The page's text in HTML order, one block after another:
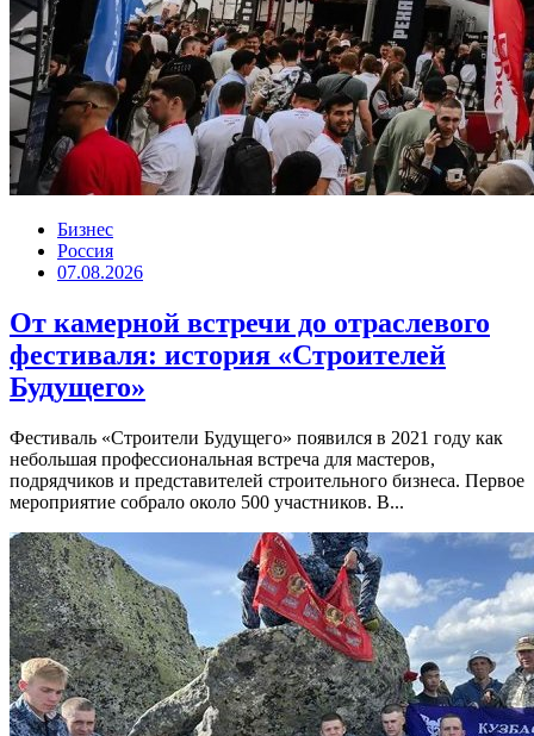
Бизнес
Россия
07.08.2026
От камерной встречи до отраслевого
фестиваля: история «Строителей
Будущего»
Фестиваль «Строители Будущего» появился в 2021 году как
небольшая профессиональная встреча для мастеров,
подрядчиков и представителей строительного бизнеса. Первое
мероприятие собрало около 500 участников. В...